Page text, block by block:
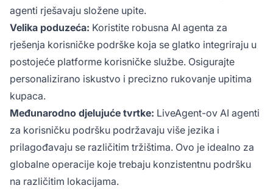
agenti rješavaju složene upite.
Velika poduzeća: Koristite robusna AI agenta za
rješenja korisničke podrške koja se glatko integriraju u
postojeće platforme korisničke službe. Osigurajte
personalizirano iskustvo i precizno rukovanje upitima
kupaca.
Međunarodno djelujuće tvrtke: LiveAgent-ov AI agenti
za korisničku podršku podržavaju više jezika i
prilagođavaju se različitim tržištima. Ovo je idealno za
globalne operacije koje trebaju konzistentnu podršku
na različitim lokacijama.